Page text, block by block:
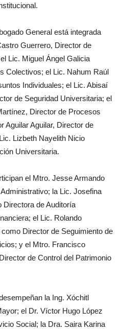
General está integrada
Guerrero, Director de
Lic. Miguel Ángel Galicia
Colectivos; el Lic. Nahum Raúl
Individuales; el Lic. Abisaí
de Seguridad Universitaria; el
Director de Procesos
Aguilar Aguilar, Director de
Lizbeth Nayelith Nicio
Universitaria.
el Mtro. Jesse Armando
la Lic. Josefina
de Auditoría
el Lic. Rolando
Director de Seguimiento de
y el Mtro. Francisco
de Control del Patrimonio
la Ing. Xóchitl
el Dr. Víctor Hugo López
Social; la Dra. Saira Karina